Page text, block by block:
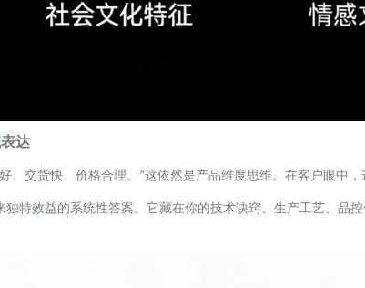
达
、交货快、价格合理。 ”这依然是产品维度思维。在客户眼中
特效益的系统性答案。它藏在你的技术诀窍、生产工艺、品